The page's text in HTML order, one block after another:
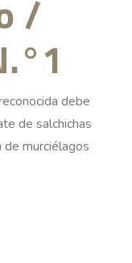
/
debe
de salchichas
murciélagos